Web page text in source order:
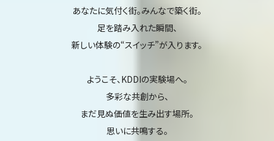
あなたに気付く街。みんなで築く街。
足を踏み入れた瞬間、
新しい体験の“スイッチ”が入ります。
ようこそ、KDDIの実験場へ。
多彩な共創から、
まだ見ぬ価値を生み出す場所。
思いに共鳴する。